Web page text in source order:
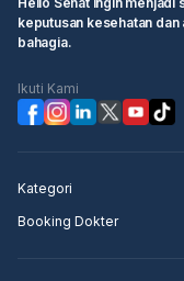
keputusan kesehatan
bahagia.
Ikuti Kami
Kategori
Booking Dokter